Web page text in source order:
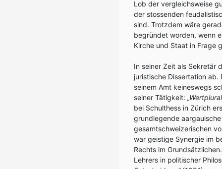
Lob der vergleichsweise
der stossenden
sind. Trotzdem wäre
begründet worden, wenn
Kirche und Staat in Frage
In seiner Zeit als Sekretär
juristische Dissertation
seinem Amt keineswegs
seiner Tätigkeit:
bei Schulthess in Zürich
grundlegende
gesamtschweizerischen
war geistige Synergie im
Rechts im
Lehrers in politischer